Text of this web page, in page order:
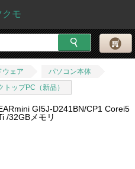
ウェア
パソコン本体
トップPC（新品）